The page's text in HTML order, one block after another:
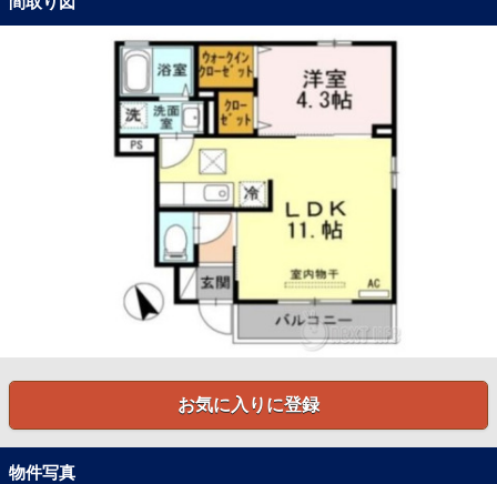
お気に入りに登録
物件写真